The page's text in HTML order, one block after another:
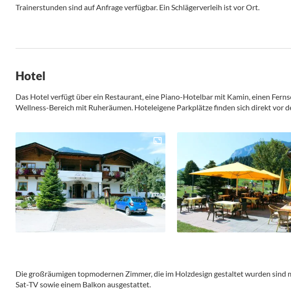
Trainerstunden sind auf Anfrage verfügbar. Ein Schlägerverleih ist vor Ort.
Hotel
Das Hotel verfügt über ein Restaurant, eine Piano-Hotelbar mit Kamin, einen
Wellness-Bereich mit Ruheräumen. Hoteleigene Parkplätze finden sich direkt vor
Die großräumigen topmodernen Zimmer, die im Holzdesign gestaltet wurden sind
Sat-TV sowie einem Balkon ausgestattet.